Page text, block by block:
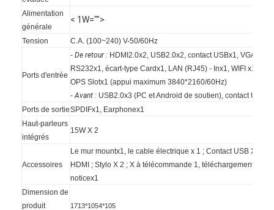
Contrôle de la qualité
nouvelles
Tous les cas
Blog
Parlez Maintenant.
Alimentation
générale
< 1W="">
Tension C.A. (100~240) V-50/60Hz
Ports d'entrée
-De retour : HDMI2.0x2, USB2.0x2, contact USBx1,VGA
RS232x1, écart-type Cardx1, LAN (RJ45) - Inx1, WIFI x1
OPS Slotx1 (appui maximum 3840*2160/60Hz)
-Avant : USB2.0x3 (PC et Android de soutien), contact
Ports de sortieSPDIFx1, Earphonex1
Haut-parleurs
intégrés
15W X 2
Accessoires
Le mur mountx1, le cable électrique x 1 ; Contact USB X 1 ;
HDMI ; Stylo X 2 ; X à télécommande 1, téléchargement de
noticex1
Dimension de
produit
1713*1054*105